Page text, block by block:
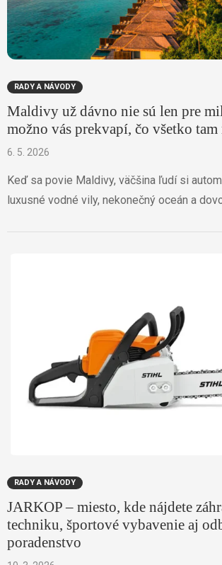
RADY A NÁVODY
Maldivy už dávno nie sú len pre
možno vás prekvapí, čo všetko
6. 5. 2026
Keď sa povie Maldivy, väčšina ľudí si
luxusné vodné vily, nekonečný oceán a
RADY A NÁVODY
JARKOP – miesto, kde nájdete
techniku, športové vybavenie aj
poradenstvo